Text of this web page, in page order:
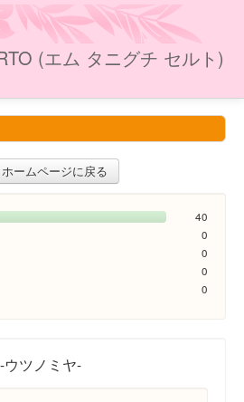
(エム タニグチ セルト)
ホームページに戻る
40
0
0
0
0
ウツノミヤ-